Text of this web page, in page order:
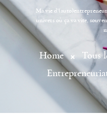
Ma vie
univers où ça va vite,
Home Tous